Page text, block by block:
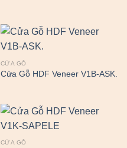
CỬA GỖ
Cửa Gỗ HDF Veneer V1B-ASK.
CỬA GỖ